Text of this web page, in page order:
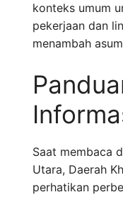
konteks umum
pekerjaan dan
menambah
Saat membaca
Utara, Daerah
perhatikan